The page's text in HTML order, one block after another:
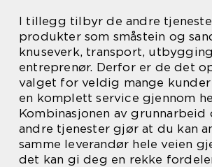
I tillegg tilbyr de andre
produkter som småstein og
knuseverk, transport,
entreprenør. Derfor er de det
valget for veldig mange kunder
en komplett service gjennom
Kombinasjonen av grunnarbeid
andre tjenester gjør at du kan
samme leverandør hele veien
det kan gi deg en rekke